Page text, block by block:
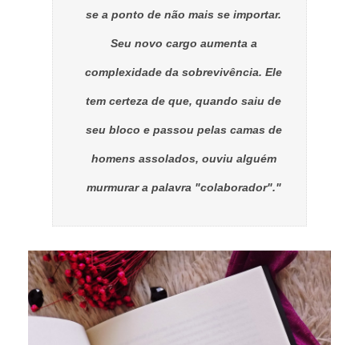
se a ponto de não mais se importar.
Seu novo cargo aumenta a
complexidade da sobrevivência. Ele
tem certeza de que, quando saiu de
seu bloco e passou pelas camas de
homens assolados, ouviu alguém
murmurar a palavra "colaborador"."